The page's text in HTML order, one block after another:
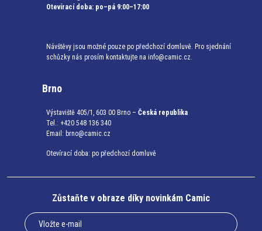
Otevírací doba: po–pá 9:00–17:00
Návštěvy jsou možné pouze po předchozí domluvě. Pro sjednání
schůzky nás prosím kontaktujte na info@camic.cz.
Brno
Výstaviště 405/1, 603 00 Brno – Česká republika
Tel.: +420 548 136 340
Email: brno@camic.cz
Otevírací doba: po předchozí domluvě
Zůstaňte v obraze díky novinkám Camic